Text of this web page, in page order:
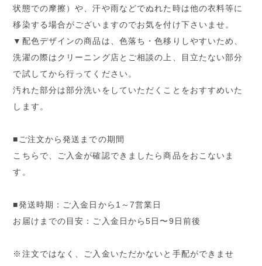
状態での摩擦）や、汗や雨などでぬれた時は他の衣料等に
移染する場合がございますのでお気を付け下さいませ。
▼配色デザインの商品は、色落ち・色移りしやすいため、
洗濯の際はクリーニング店とご相談の上、目立たない部分
で試してから行ってください。
汚れた部分は部分洗いをしていただくことをおすすめいた
します。
■ご注文から発送までの期間
こちらで、ご入金が確認できましたら商品をおこないま
す。
■発送時期：ご入金日から1～7営業日
お届けまでの目安：ご入金日から5日〜9日前後
※注文ではなく、ご入金いただかないと手配ができませ